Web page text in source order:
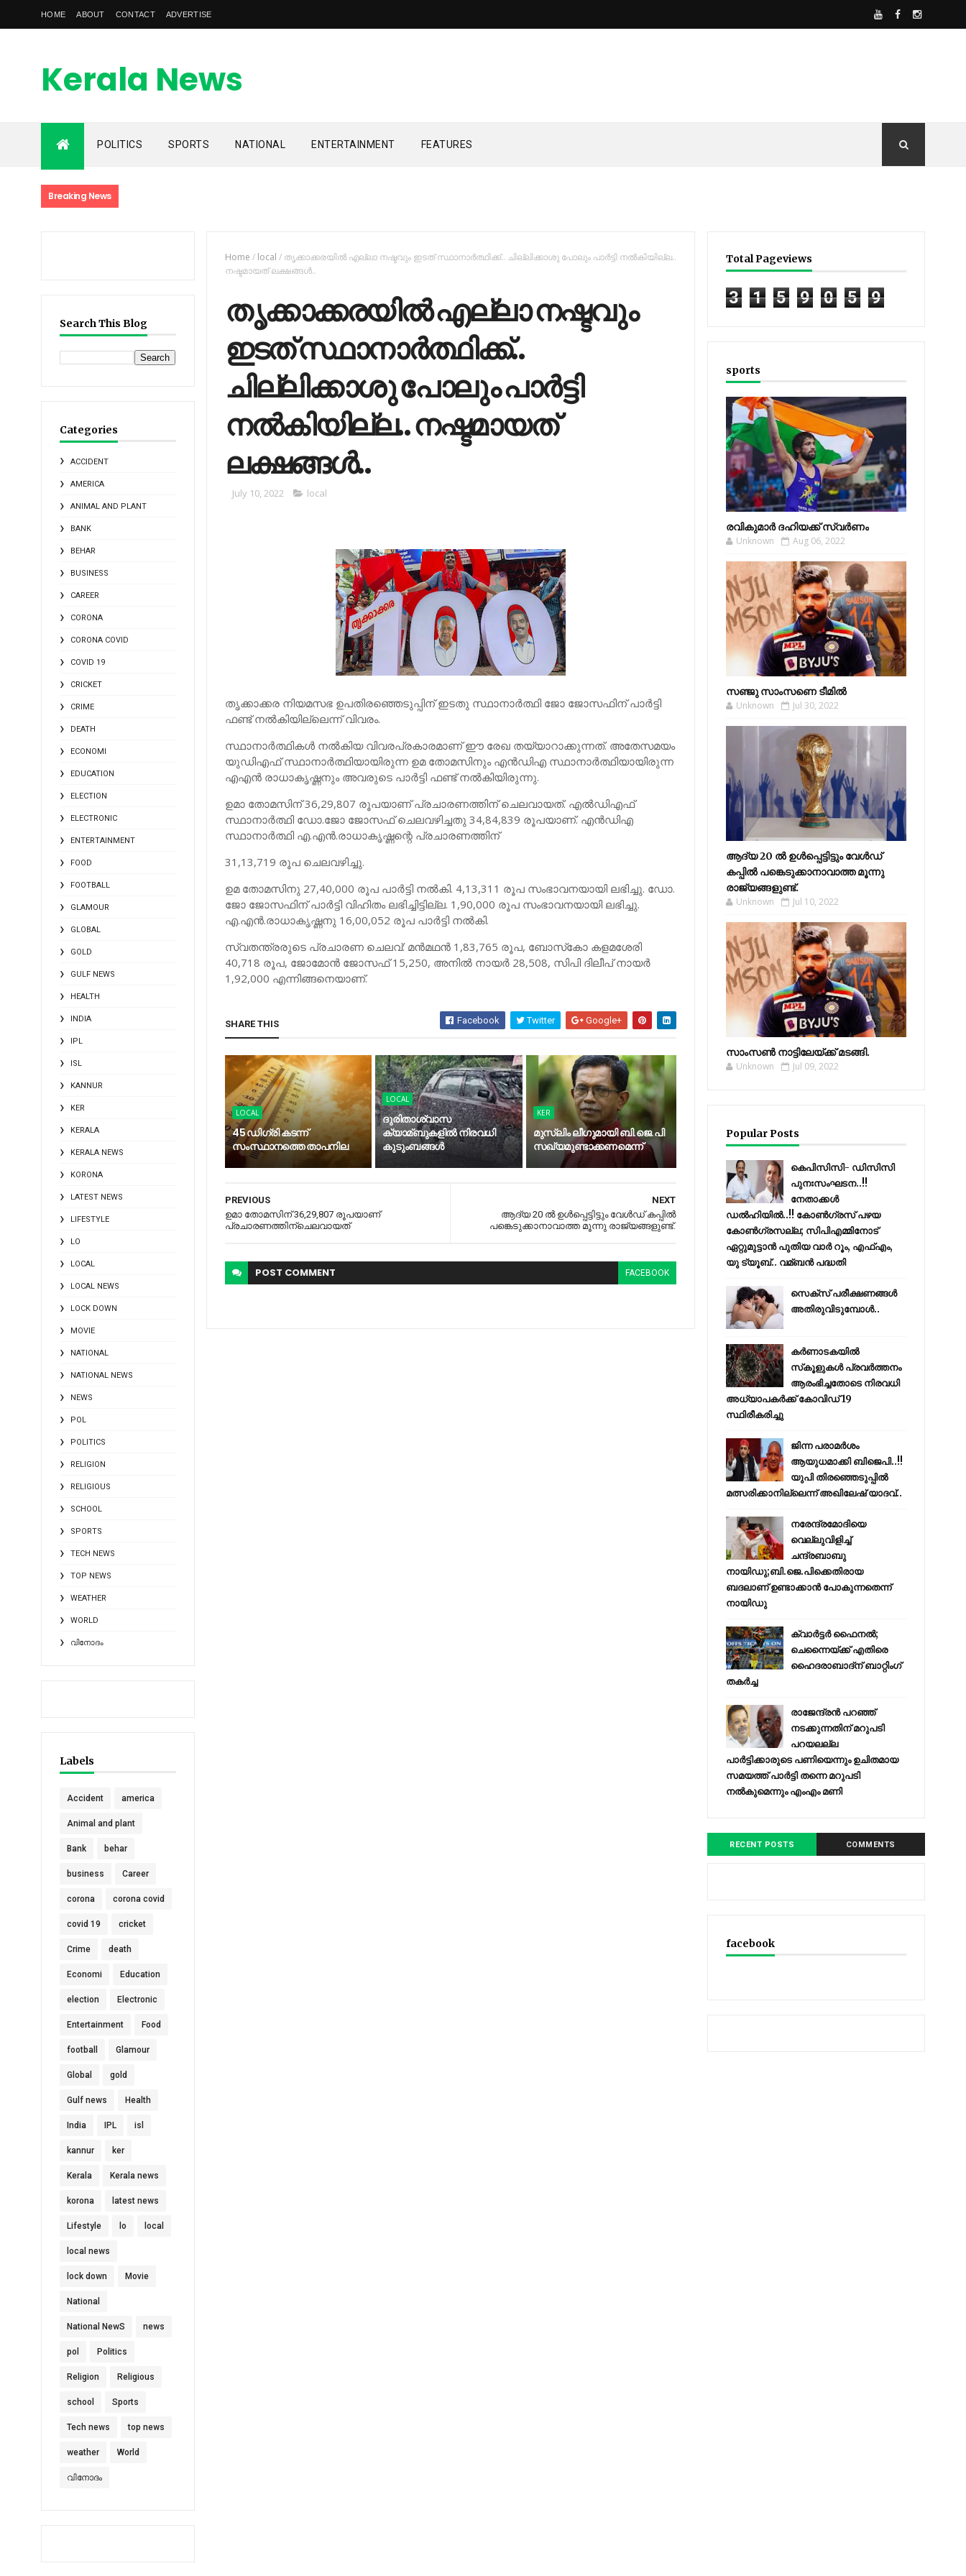
HOME ABOUT CONTACT ADVERTISE
Kerala News
Feed
kerala news feed is the one of the best malayalam online
POLITICS SPORTS NATIONAL ENTERTAINMENT FEATURES
Breaking News
Search This Blog
Categories
ACCIDENT
AMERICA
ANIMAL AND PLANT
BANK
BEHAR
BUSINESS
CAREER
CORONA
CORONA COVID
COVID 19
CRICKET
CRIME
DEATH
ECONOMI
EDUCATION
ELECTION
ELECTRONIC
ENTERTAINMENT
FOOD
FOOTBALL
GLAMOUR
GLOBAL
GOLD
GULF NEWS
HEALTH
INDIA
IPL
ISL
KANNUR
KER
KERALA
KERALA NEWS
KORONA
LATEST NEWS
LIFESTYLE
LO
LOCAL
LOCAL NEWS
LOCK DOWN
MOVIE
NATIONAL
NATIONAL NEWS
NEWS
POL
POLITICS
RELIGION
RELIGIOUS
SCHOOL
SPORTS
TECH NEWS
TOP NEWS
WEATHER
WORLD
വിനോദം
Labels
Accident america
Animal and plant
Bank behar
business Career
corona corona covid
covid 19 cricket
Crime death
Economi Education
election Electronic
Entertainment Food
football Glamour
Global gold
Gulf news Health
India IPL isl
kannur ker
Kerala Kerala news
korona latest news
Lifestyle lo local
local news
lock down Movie
National
National NewS news
pol Politics
Religion Religious
school Sports
Tech news top news
weather World
വിനോദം
Home / local / തൃക്കാക്കരയില്‍ എല്ലാ നഷ്ടവും ഇടത് സ്ഥാനാര്‍ത്ഥിക്ക്.. ചില്ലിക്കാശു പോലും പാർട്ടി നൽകിയില്ല..
നഷ്ടമായത് ലക്ഷങ്ങൾ..
തൃക്കാക്കരയില്‍ എല്ലാ നഷ്ടവും
ഇടത് സ്ഥാനാര്‍ത്ഥിക്ക്..
ചില്ലിക്കാശു പോലും പാർട്ടി
നൽകിയില്ല.. നഷ്ടമായത്
ലക്ഷങ്ങൾ..
July 10, 2022 local
തൃക്കാക്കര നിയമസഭ ഉപതിരഞ്ഞെടുപ്പിന് ഇടതു സ്ഥാനാര്‍ത്ഥി ജോ ജോസഫിന് പാര്‍ട്ടി
ഫണ്ട് നല്‍കിയില്ലെന്ന് വിവരം.
സ്ഥാനാര്‍ത്ഥികള്‍ നല്‍കിയ വിവരപ്രകാരമാണ് ഈ രേഖ തയ്യാറാക്കുന്നത്. അതേസമയം
യുഡിഎഫ് സ്ഥാനാര്‍ത്ഥിയായിരുന്ന ഉമ തോമസിനും എന്‍ഡിഎ സ്ഥാനാര്‍ത്ഥിയായിരുന്ന
എഎന്‍ രാധാകൃഷ്ണനും അവരുടെ പാര്‍ട്ടി ഫണ്ട് നല്‍കിയിരുന്നു.
ഉമാ തോമസിന് 36,29,807 രൂപയാണ് പ്രചാരണത്തിന് ചെലവായത്. എല്‍ഡിഎഫ്
സ്ഥാനാര്‍ത്ഥി ഡോ.ജോ ജോസഫ് ചെലവഴിച്ചതു 34,84,839 രൂപയാണ്. എന്‍ഡിഎ
സ്ഥാനാര്‍ത്ഥി എ.എന്‍.രാധാകൃഷ്ണന്റെ പ്രചാരണത്തിന്
31,13,719 രൂപ ചെലവഴിച്ചു.
ഉമ തോമസിനു 27,40,000 രൂപ പാര്‍ട്ടി നല്‍കി. 4,13,311 രൂപ സംഭാവനയായി ലഭിച്ചു. ഡോ.
ജോ ജോസഫിന് പാര്‍ട്ടി വിഹിതം ലഭിച്ചിട്ടില്ല. 1,90,000 രൂപ സംഭാവനയായി ലഭിച്ചു.
എ.എന്‍.രാധാകൃഷ്ണനു 16,00,052 രൂപ പാര്‍ട്ടി നല്‍കി.
സ്വതന്ത്രരുടെ പ്രചാരണ ചെലവ്: മന്‍മഥന്‍ 1,83,765 രൂപ, ബോസ്‌കോ കളമശേരി
40,718 രൂപ, ജോമോന്‍ ജോസഫ് 15,250, അനില്‍ നായര്‍ 28,508, സിപി ദിലീപ് നായര്‍
1,92,000 എന്നിങ്ങനെയാണ്.
SHARE THIS Facebook Twitter Google+
LOCAL
45 ഡിഗ്രി കടന്ന്
സംസ്ഥാനത്തെ താപനില
LOCAL
ദുരിതാശ്വാസ
ക്യാമ്ബുകളിൽ നിരവധി
കുടുംബങ്ങൾ
KER
മുസ്‍ലിം ലീഗുമായി ബി.ജെ.പി
സഖ്യമുണ്ടാക്കണമെന്ന്
NEXT
ആദ്യ 20 ല്‍ ഉള്‍പ്പെട്ടിട്ടും വേള്‍ഡ് കപ്പില്‍
പങ്കെടുക്കാനാവാത്ത മൂന്നു രാജ്യങ്ങളുണ്ട്.
PREVIOUS
ഉമാ തോമസിന് 36,29,807 രൂപയാണ്
പ്രചാരണത്തിന്ചെലവായത്
POST COMMENT FACEBOOK
Total Pageviews
3 1 5 9 0 5 9
sports
രവികുമാര്‍ ദഹിയക്ക് സ്വര്‍ണം
Unknown Aug 06, 2022
സഞ്ജു സാംസണെ ടീമില്‍
Unknown Jul 30, 2022
ആദ്യ 20 ല്‍ ഉള്‍പ്പെട്ടിട്ടും വേള്‍ഡ്
കപ്പില്‍ പങ്കെടുക്കാനാവാത്ത മൂന്നു
രാജ്യങ്ങളുണ്ട്.
Unknown Jul 10, 2022
സാംസണ്‍ നാട്ടിലേയ്‌ക്ക് മടങ്ങി.
Unknown Jul 09, 2022
Popular Posts
കെപിസിസി- ഡിസിസി
പുനഃസംഘടന..!!
നേതാക്കൾ
ഡൽഹിയിൽ..!! കോണ്‍ഗ്രസ് പഴയ
കോണ്‍ഗ്രസല്ല; സിപിഎമ്മിനോട്
ഏറ്റുമുട്ടാന്‍ പുതിയ വാര്‍ റൂം, എഫ്‌എം,
യു ട്യൂബ്.. വമ്ബന്‍ പദ്ധതി
സെക്സ് പരീക്ഷണങ്ങൾ
അതിരുവിടുമ്പോൾ..
കര്‍ണാടകയില്‍
സ്‌കൂളുകള്‍ പ്രവര്‍ത്തനം
ആരംഭിച്ചതോടെ നിരവധി
അധ്യാപകര്‍ക്ക് കോവിഡ് 19
സ്ഥിരീകരിച്ചു
ജിന്ന പരാമര്‍ശം
ആയുധമാക്കി ബിജെപി..!!
യുപി തിരഞ്ഞെടുപ്പില്‍
മത്സരിക്കാനില്ലെന്ന് അഖിലേഷ് യാദവ്..
നരേന്ദ്രമോദിയെ
വെല്ലുവിളിച്ച്
ചന്ദ്രബാബു
നായിഡു;ബി.ജെ.പിക്കെതിരായ
ബദലാണ് ഉണ്ടാക്കാന്‍ പോകുന്നതെന്ന്
നായിഡു
ക്വാർട്ടർ ഫൈനൽ;
ചെന്നൈയ്ക്ക് എതിരെ
ഹൈദരാബാദ്ന് ബാറ്റിംഗ്
തകർച്ച
രാജേന്ദ്രന്‍ പറഞ്ഞ്
നടക്കുന്നതിന് മറുപടി
പറയലല്ല
പാര്‍ട്ടിക്കാരുടെ പണിയെന്നും ഉചിതമായ
സമയത്ത് പാര്‍ട്ടി തന്നെ മറുപടി
നല്‍കുമെന്നും എംഎം മണി
RECENT POSTS COMMENTS
facebook